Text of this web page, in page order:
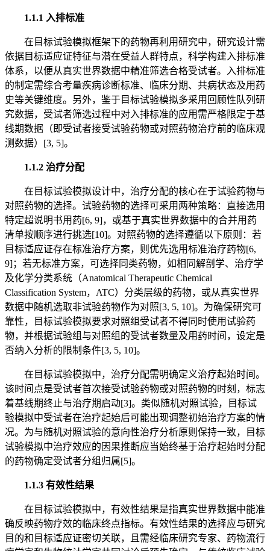
1.1.1 入排标准
在目标试验模拟框架下的药物再利用研究中，研究设计需
依据目标适应证特征与潜在受益人群特点，科学构建入排标准
体系，以便从真实世界数据中精准筛选合格受试者。入排标准
的制定需综合考量疾病诊断标准、临床分期、共病状态及用药
史等关键维度。另外，鉴于目标试验模拟多采用回顾性队列研
究数据，受试者筛选过程中对入排标准的应用需严格限定于基
线期数据（即受试者接受试验药物或对照药物治疗前的临床观
测数据）[3, 5]。
1.1.2 治疗分配
在目标试验模拟设计中，治疗分配的核心在于试验药物与
对照药物的选择。试验药物的选择可采用两种策略：直接选用
特定超说明书用药[6, 9]，或基于真实世界数据中的合并用药
清单按顺序进行挑选[10]。对照药物的选择遵循以下原则：若
目标适应证存在标准治疗方案，则优先选用标准治疗药物[6,
9]；若无标准方案，可选择同类药物，如相同解剖学、治疗学
及化学分类系统（Anatomical Therapeutic Chemical
Classification System，ATC）分类层级的药物，或从真实世界
数据中随机选取非试验药物作为对照[3, 5, 10]。为确保研究可
靠性，目标试验模拟要求对照组受试者不得同时使用试验药
物，并根据试验组与对照组的受试者数量及用药时间，设定是
否纳入分析的限制条件[3, 5, 10]。
在目标试验模拟中，治疗分配需明确定义治疗起始时间。
该时间点是受试者首次接受试验药物或对照药物的时刻，标志
着基线期终止与治疗期启动[3]。类似随机对照试验，目标试
验模拟中受试者在治疗起始后可能出现调整初始治疗方案的情
况。为与随机对照试验的意向性治疗分析原则保持一致，目标
试验模拟中治疗效应的因果推断应当始终基于治疗起始时分配
的药物确定受试者分组归属[5]。
1.1.3 有效性结果
在目标试验模拟中，有效性结果是指真实世界数据中能准
确反映药物疗效的临床终点指标。有效性结果的选择应与研究
目的和目标适应证密切关联，且需经临床研究专家、药物流行